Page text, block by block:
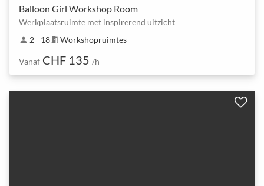
Balloon Girl Workshop Room
Werkplaatsruimte met inspirerend uitzicht
person 2 - 18meeting_room Workshopruimtes
Vanaf CHF 135 /h